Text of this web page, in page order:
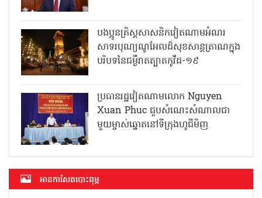
បងប្អូនគ្រិស្តសាសនិកវៀតណាមអំណរ
សាទរបុណ្យណូអែលដ៏សុខសាន្តត្រាណក្នុង
បរិបទនៃជម្ងឺរាតត្បាតកូវីដ-១៩
ប្រធានរដ្ឋវៀតណាមលោក Nguyen
Xuan Phuc ជួបសំណេះសំណាលជា
មួយម្ចាស់ឆ្នោតនៅទីក្រុងហូជីមិញ
អាន​កាសែត​បោះពុម្ភ